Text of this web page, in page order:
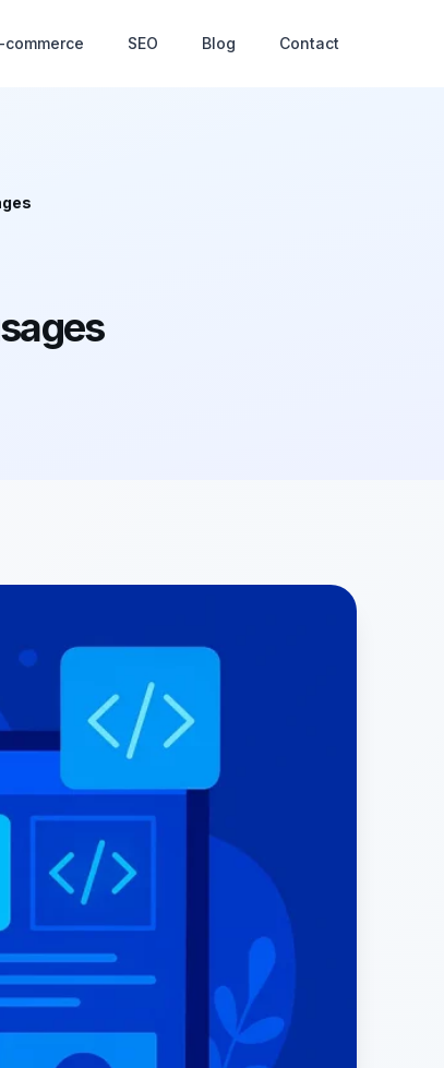
SEO Blog Contact